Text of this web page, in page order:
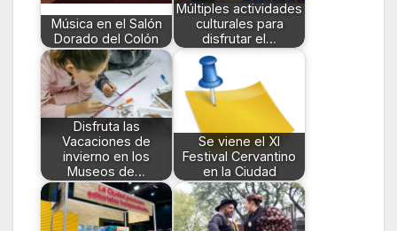
Música en el Salón
Dorado del Colón
Múltiples actividades
culturales para
disfrutar el…
Disfruta las
Vacaciones de
invierno en los
Museos de…
Se viene el XI
Festival Cervantino
en la Ciudad